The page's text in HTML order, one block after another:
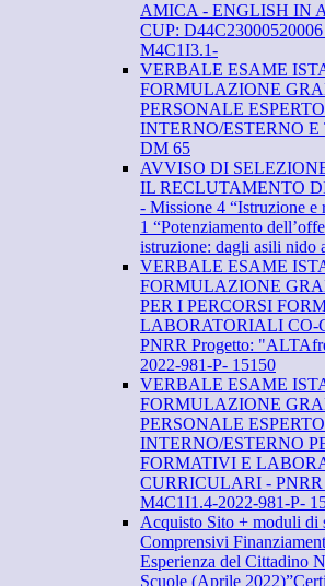
AMICA - ENGLISH IN
CUP:
M4C1I3.1-
VERBALE ESAME
FORMULAZIONE
PERSONALE ESPERTO
INTERNO/ESTERNO
DM 65
AVVISO DI
IL RECLUTAMENTO
- Missione 4 “Istruzione e
1 “Potenziamento
istruzione: dagli asili nido
VERBALE ESAME
FORMULAZIONE
PER I PERCORSI
LABORATORIALI CO-
PNRR Progetto:
2022-981-P- 15150
VERBALE ESAME
FORMULAZIONE
PERSONALE ESPERTO
INTERNO/ESTERNO
FORMATIVI E
CURRICULARI -
M4C1I1.4-2022-981-P-
Acquisto Sito + moduli di
Comprensivi
Esperienza del Cittadino
Scuole (Aprile